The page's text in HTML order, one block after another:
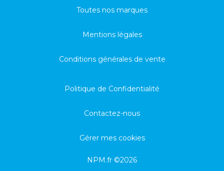
Toutes nos marques
Mentions légales
Conditions générales de vente
Politique de Confidentialité
Contactez-nous
Gérer mes cookies
NPM.fr ©2026